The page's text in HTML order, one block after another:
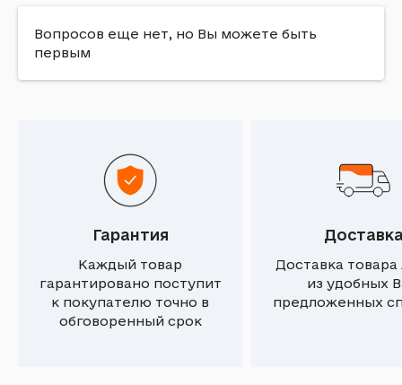
Вопросов еще нет, но Вы можете быть
первым
Гарантия
Каждый товар
гарантировано поступит
к покупателю точно в
обговоренный срок
Доставка
из удобных
предложенных